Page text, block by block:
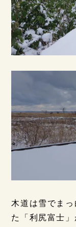
木道は雪でま
た「利尻富士」